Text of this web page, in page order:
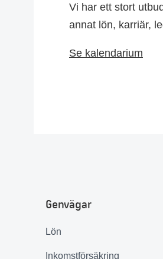
Vi har ett stort
annat lön, karriär,
Se kalendarium
Genvägar
Lön
Inkomstförsäkring